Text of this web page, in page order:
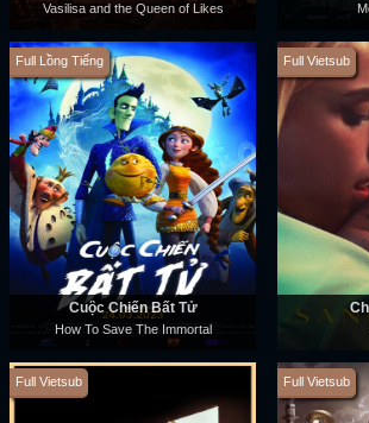
Vasilisa and the Queen of Likes
Full Lồng Tiếng
Cuộc Chiến Bất Tử
How To Save The Immortal
Full Vietsub
Full Vietsub Full Vietsub